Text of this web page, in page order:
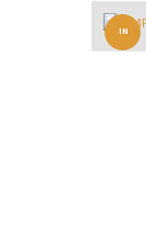
IN